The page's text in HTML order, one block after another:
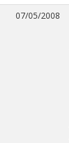
07/05/2008